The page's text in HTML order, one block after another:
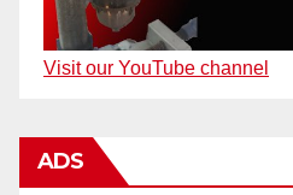
Visit our YouTube channel
ADS